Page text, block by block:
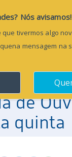
de
quinta